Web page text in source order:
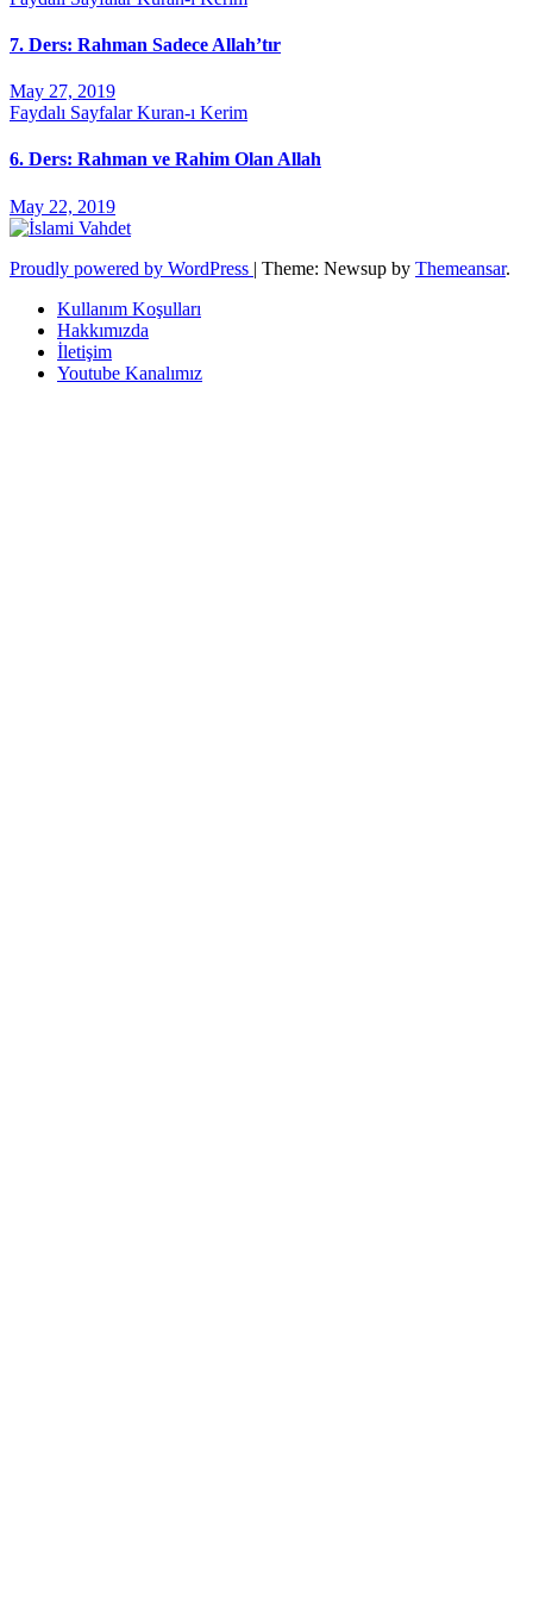
7. Ders: Rahman Sadece Allah’tır
May 27, 2019
Faydalı SayfalarKuran-ı Kerim
6. Ders: Rahman ve Rahim Olan Allah
May 22, 2019
Proudly powered by WordPress | Theme: Newsup by Themeansar.
Kullanım Koşulları
Hakkımızda
İletişim
Youtube Kanalımız